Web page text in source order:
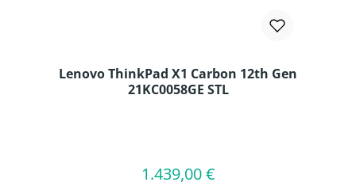
Lenovo ThinkPad X1 Carbon 12th Gen
21KC0058GE STL
Regulärer Preis:
1.439,00 €
In den Warenkorb